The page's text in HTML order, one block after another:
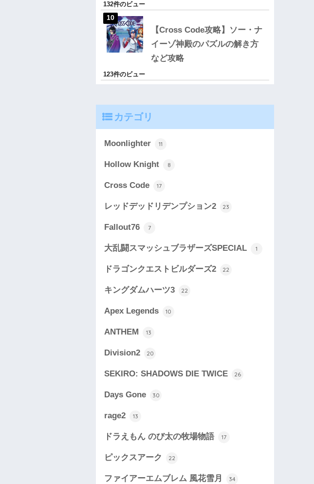
132件のビュー
【Cross Code攻略】ソー・ナ
イーゾ神殿のパズルの解き方
など攻略
123件のビュー
カテゴリ
Moonlighter 11
Hollow Knight 8
Cross Code 17
レッドデッドリデンプション2 23
Fallout76 7
大乱闘スマッシュブラザーズSPECIAL 1
ドラゴンクエストビルダーズ2 22
キングダムハーツ3 22
Apex Legends 10
ANTHEM 13
Division2 20
SEKIRO: SHADOWS DIE TWICE 26
Days Gone 30
rage2 13
ドラえもん のび太の牧場物語 17
ピックスアーク 22
ファイアーエムブレム 風花雪月 34